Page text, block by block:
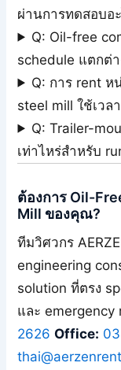
ผ่านการทดสอบอ
Q: Oil-free
schedule แตกต่
Q: การ rent ห
steel mill ใช้เว
Q: Trailer-
เท่าไหร่สำหรับ
ต้องการ Oil-
Mill ของคุณ?
ทีมวิศวกร
engineering
solution ที่ตรง
และ emergency
2626 Office: